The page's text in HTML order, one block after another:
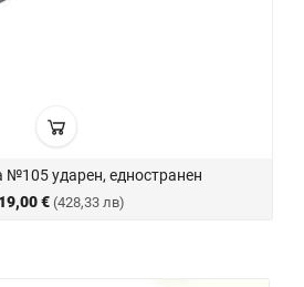
№105 ударен, едностранен
€ (428,33 лв)